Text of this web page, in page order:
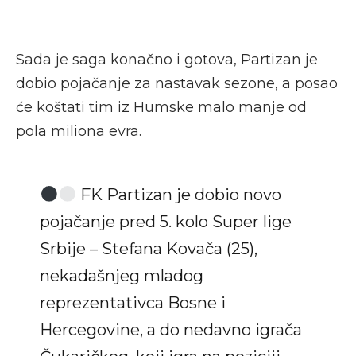
Sada je saga konačno i gotova, Partizan je
dobio pojačanje za nastavak sezone, a posao
će koštati tim iz Humske malo manje od
pola miliona evra.
FK Partizan je dobio novo
pojačanje pred 5. kolo Super lige
Srbije – Stefana Kovača (25),
nekadašnjeg mladog
reprezentativca Bosne i
Hercegovine, a do nedavno igrača